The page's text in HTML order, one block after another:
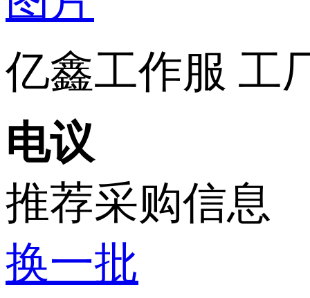
亿鑫工作服 工
电议
推荐采购信息
换一批